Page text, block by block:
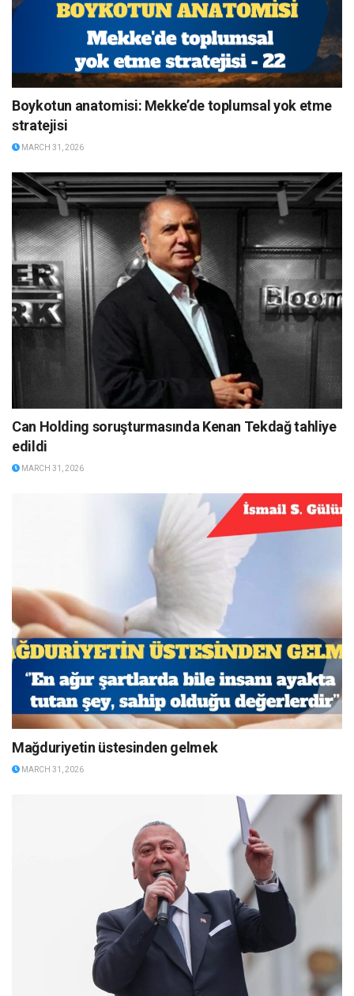
Boykotun anatomisi: Mekke’de toplumsal yok etme
stratejisi
MARCH 31, 2026
Can Holding soruşturmasında Kenan Tekdağ tahliye
edildi
MARCH 31, 2026
Mağduriyetin üstesinden gelmek
MARCH 31, 2026